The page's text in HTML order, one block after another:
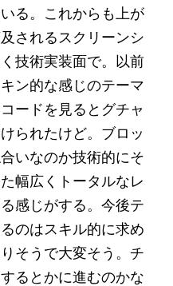
る。これからも上が
されるスクリーンシ
技術実装面で。以前
ン的な感じのテーマ
ードを見るとグチャ
られたけど。ブロッ
いなのか技術的にそ
幅広くトータルなレ
感じがする。今後テ
のはスキル的に求め
そうで大変そう。チ
るとかに進むのかな